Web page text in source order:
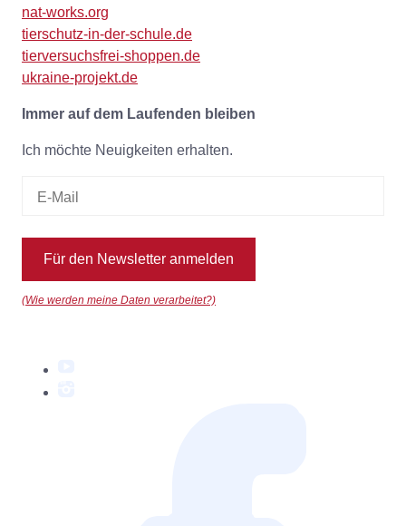
nat-works.org
tierschutz-in-der-schule.de
tierversuchsfrei-shoppen.de
ukraine-projekt.de
Immer auf dem Laufenden bleiben
Ich möchte Neuigkeiten erhalten.
Für den Newsletter anmelden
(Wie werden meine Daten verarbeitet?)